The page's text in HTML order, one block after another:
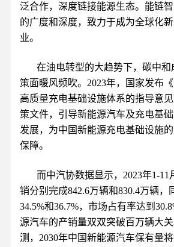
泛合作，深度链接能源生态。能链
的广度和深度，致力于成为全球化
业。
在油电转型的大趋势下，碳中
策面暖风频吹。2023年，国家发布
高质量充电基础设施体系的指导意
策文件，引导新能源汽车及充电基
发展，为中国新能源充电基础设施
保障。
而中汽协数据显示，2023年1-11
销分别完成842.6万辆和830.4万辆，
34.5%和36.7%，市场占有率达到
源汽车的产销量双双突破百万辆大
测，2030年中国新能源汽车保有量